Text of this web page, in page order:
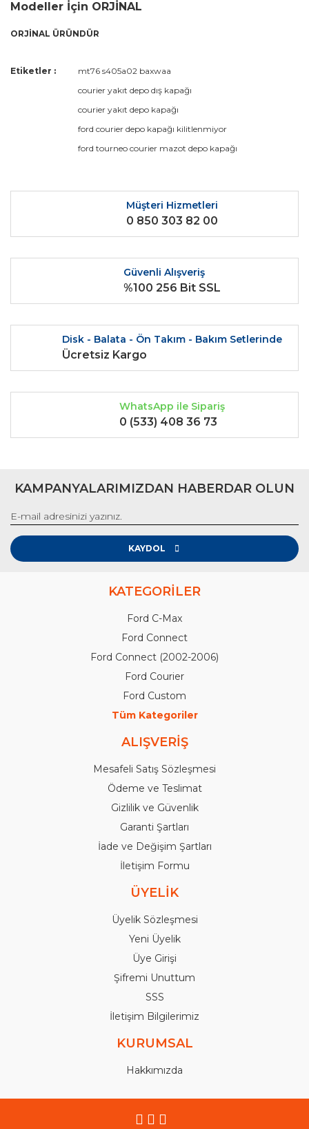
Modeller İçin ORJİNAL
ORJİNAL ÜRÜNDÜR
Bu ürüne ilk yorumu siz yapın!
Yorum Yaz
Bu ürünün fiyat bilgisi, resim, ürün açıklamalarında ve diğer
kullanarak tarafımıza iletebilirsiniz.
Görüş ve önerileriniz için teşekkür ederiz.
Ürün resmi kalitesiz, bozuk veya görüntülenemiyor.
Ürün fiyatı diğer sitelerden daha pahalı.
Bu ürüne benzer farklı alternatifler olmalı.
Etiketler :
mt76 s405a02 baxwaa
courier yakıt depo dış kapağı
courier yakıt depo kapağı
ford courier depo kapağı kilitlenmiyor
ford tourneo courier mazot depo kapağı
Müşteri Hizmetleri
0 850 303 82 00
Güvenli Alışveriş
%100 256 Bit SSL
Disk - Balata - Ön Takım - Bakım Setlerinde
Ücretsiz Kargo
WhatsApp ile Sipariş
0 (533) 408 36 73
KAMPANYALARIMIZDAN HABERDAR OLUN
KAYDOL
KATEGORİLER
Ford C-Max
Ford Connect
Ford Connect (2002-2006)
Ford Courier
Ford Custom
Tüm Kategoriler
ALIŞVERİŞ
Mesafeli Satış Sözleşmesi
Ödeme ve Teslimat
Gizlilik ve Güvenlik
Garanti Şartları
İade ve Değişim Şartları
İletişim Formu
ÜYELİK
Üyelik Sözleşmesi
Yeni Üyelik
Üye Girişi
Şifremi Unuttum
SSS
İletişim Bilgilerimiz
KURUMSAL
Hakkımızda